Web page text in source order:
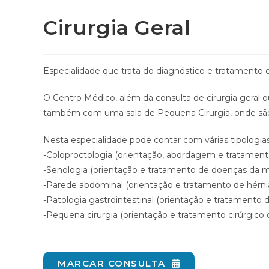
Cirurgia Geral
Especialidade que trata do diagnóstico e tratamento
O Centro Médico, além da consulta de cirurgia geral
também com uma sala de Pequena Cirurgia, onde
Nesta especialidade pode contar com várias
-Coloproctologia (orientação, abordagem e
-Senologia (orientação e tratamento de doenças da
-Parede abdominal (orientação e tratamento de
-Patologia gastrointestinal (orientação e tratamento
-Pequena cirurgia (orientação e tratamento cirúrgico
MARCAR CONSULTA